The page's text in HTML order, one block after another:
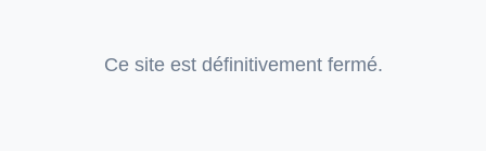
Ce site est définitivement fermé.